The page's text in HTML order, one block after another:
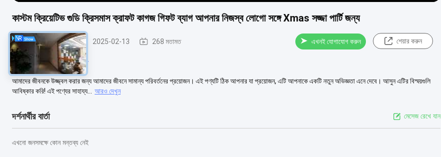
কাস্টম ক্রিয়েটিভ গুডি ক্রিসমাস ক্রাফট কাগজ গিফট ব্যাগ আপনার নিজস্ব লোগো সঙ্গে Xmas সজ্জা পার্টি জন্য
ধাতব ফ্রেমিংয়ের অংশ 2025-02-13 268 মতামত এখনই যোগাযোগ করুন শেয়ার করুন
# Xmas Decorative Party
আমাদের জীবনকে উজ্জ্বল করার জন্য আমাদের জীবনে সামান্য পরিবর্তনের প্রয়োজন। এই পণ্যটি ঠিক আপনার যা প্রয়োজন, এটি আপনাকে একটি নতুন অভিজ্ঞতা এনে দেবে। আসুন এটির বিস্ময়গুলি
আবিষ্কার করি! এই পণ্যের সাহায্য...
আরও দেখুন
দর্শনার্থীর বার্তা মেসেজ রেখে যান
এখনো জনসমক্ষে কোন মন্তব্য নেই